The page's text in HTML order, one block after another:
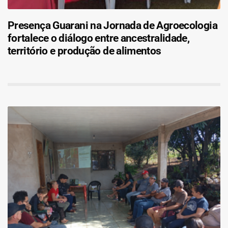
Presença Guarani na Jornada de Agroecologia
fortalece o diálogo entre ancestralidade,
território e produção de alimentos